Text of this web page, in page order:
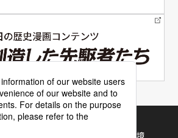
プ 利用規約・推奨環境